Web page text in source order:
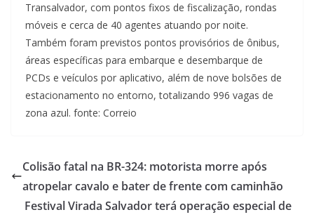
Transalvador, com pontos fixos de fiscalização, rondas
móveis e cerca de 40 agentes atuando por noite.
Também foram previstos pontos provisórios de ônibus,
áreas específicas para embarque e desembarque de
PCDs e veículos por aplicativo, além de nove bolsões de
estacionamento no entorno, totalizando 996 vagas de
zona azul. fonte: Correio
Colisão fatal na BR-324: motorista morre após
atropelar cavalo e bater de frente com caminhão
Festival Virada Salvador terá operação especial de